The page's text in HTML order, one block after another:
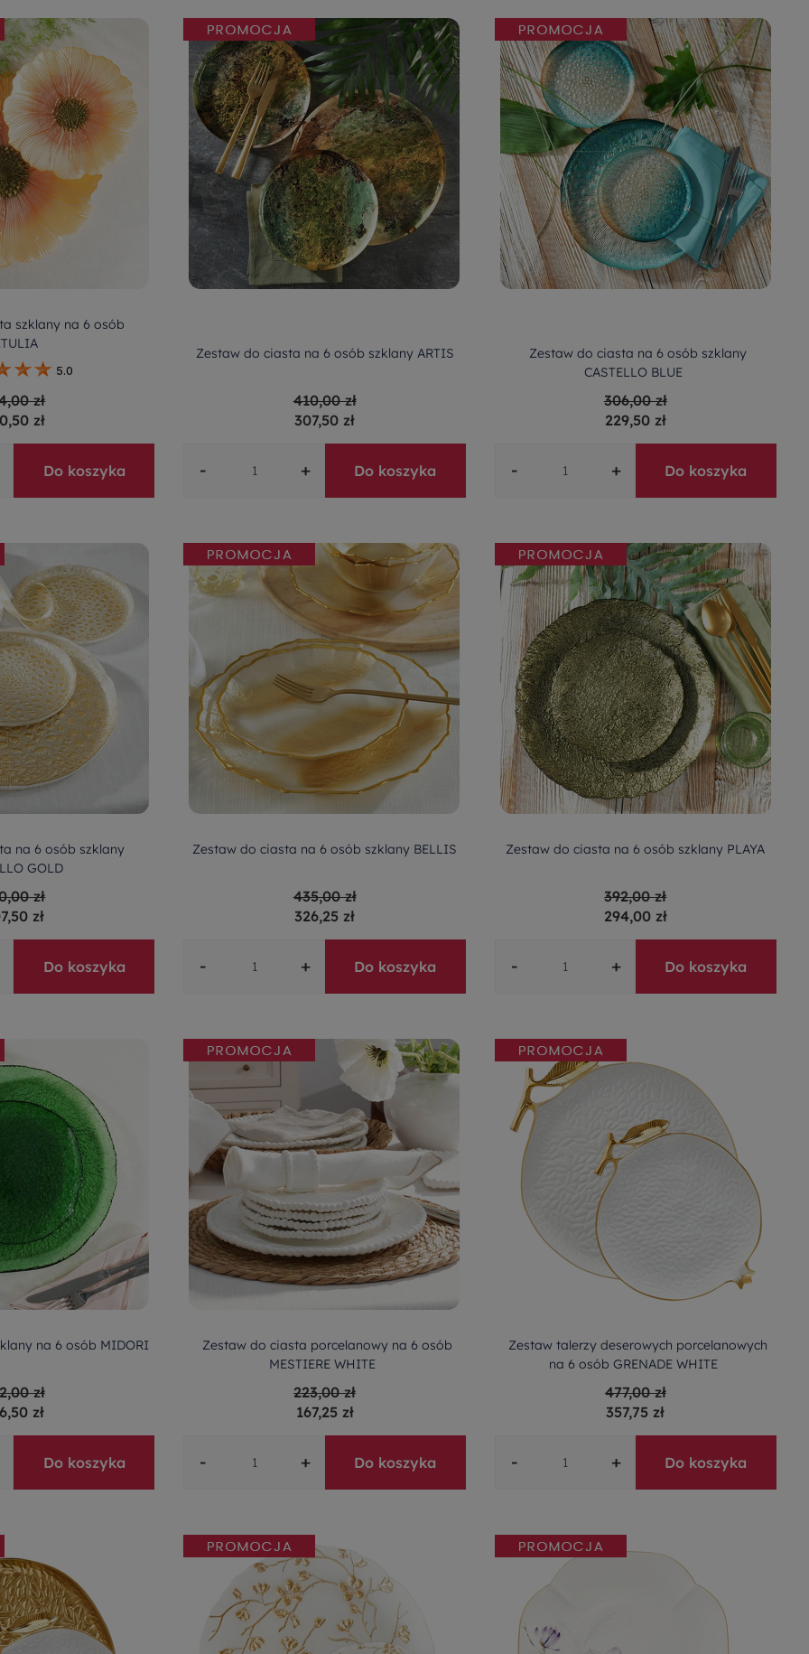
szklany na 6 osób
5.0
zł
zł
Do koszyka
Zestaw do ciasta na 6 osób szklany ARTIS
410,00 zł
307,50 zł
- + Do koszyka
Zestaw do ciasta na 6 osób szklany
CASTELLO BLUE
306,00 zł
229,50 zł
- + Do koszyka
na 6 osób szklany
GOLD
zł
zł
Do koszyka
Zestaw do ciasta na 6 osób szklany BELLIS
435,00 zł
326,25 zł
- + Do koszyka
Zestaw do ciasta na 6 osób szklany PLAYA
392,00 zł
294,00 zł
- + Do koszyka
na 6 osób MIDORI
zł
zł
Do koszyka
Zestaw do ciasta porcelanowy na 6 osób
MESTIERE WHITE
223,00 zł
167,25 zł
- + Do koszyka
Zestaw talerzy deserowych porcelanowych
na 6 osób GRENADE WHITE
477,00 zł
357,75 zł
- + Do koszyka